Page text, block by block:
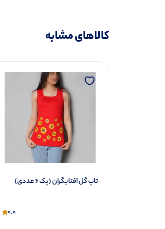
کالاهای مشابه
تاپ گل آفتابگران (پک 6 عددی)
0.0